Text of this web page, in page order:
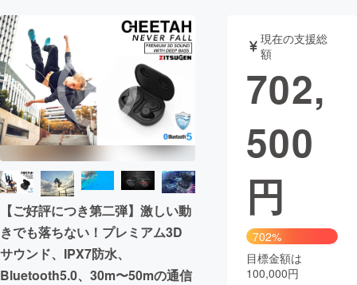
テクノロジー・ガジェット
映像・映画 書籍・雑誌
ビジネス・起業 チャレンジ
まちづくり・地域活性化
CAMPFIRE for Social Good
CAMPFIRE Creation
CAMPFIREふるさと納税
コミュニティ
【ご好評につき第二弾】激しい動
きでも落ちない！プレミアム3D
サウンド、IPX7防水、
Bluetooth5.0、30m〜50mの通信
現在の支援総
額
702,
500
円
702%
目標金額は
100,000円